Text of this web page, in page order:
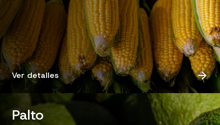
Ver detalles
Palto